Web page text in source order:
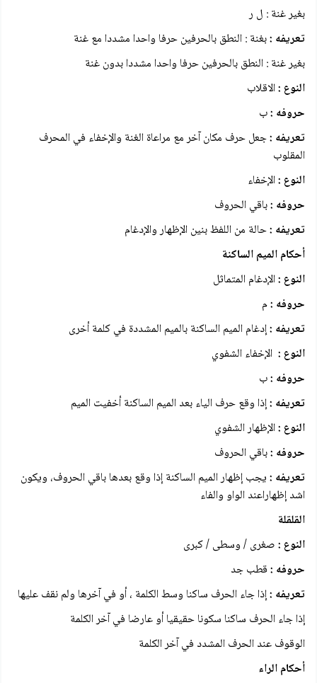
بغير غنة : ل ر
تعريفه :بغنة : النطق بالحرفين حرفا واحدا مشددا مع غنة
بغير غنة : النطق بالحرفين حرفا واحدا مشددا بدون غنة
النوع :الاقلاب
حروفه :ب
تعريفه :جعل حرف مكان آخر مع مراعاة الغنة والإخفاء في المحرف
المقلوب
النوع :الإخفاء
حروفه :باقي الحروف
تعريفه :حالة من اللفظ بنين الإظهار والإدغام
أحكام الميم الساكنة
النوع :الإدغام المتماثل
حروفه :م
تعريفه :إدغام الميم الساكنة بالميم المشددة في كلمة أخرى
النوع : الإخفاء الشفوي
حروفه :ب
تعريفه :إذا وقع حرف الياء بعد الميم الساكنة أخفيت الميم
النوع :الإظهار الشفوي
حروفه :باقي الحروف
تعريفه :يجب إظهار الميم الساكنة إذا وقع بعدها باقي الحروف، ويكون
اشد إظهاراعند الواو والفاء
القلقلة
النوع :صغرى / وسطى / كبرى
حروفه :قطب جد
تعريفه :إذا جاء الحرف ساكنا وسط الكلمة ، أو في آخرها ولم نقف عليها
إذا جاء الحرف ساكنا سكونا حقيقيا أو عارضا في آخر الكلمة
الوقوف عند الحرف المشدد في آخر الكلمة
أحكام الراء